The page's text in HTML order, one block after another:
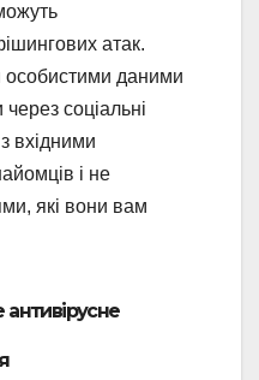
атак.
особистими даними
соціальні
вхідними
і не
які вони вам